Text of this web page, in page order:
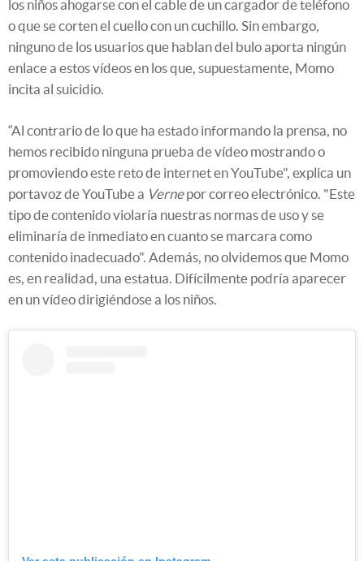
los niños ahogarse con el cable de un cargador de teléfono
o que se corten el cuello con un cuchillo. Sin embargo,
ninguno de los usuarios que hablan del bulo aporta ningún
enlace a estos vídeos en los que, supuestamente, Momo
incita al suicidio.
“Al contrario de lo que ha estado informando la prensa, no
hemos recibido ninguna prueba de vídeo mostrando o
promoviendo este reto de internet en YouTube", explica un
portavoz de YouTube a Vernepor correo electrónico. "Este
tipo de contenido violaría nuestras normas de uso y se
eliminaría de inmediato en cuanto se marcara como
contenido inadecuado". Además, no olvidemos que Momo
es, en realidad, una estatua. Difícilmente podría aparecer
en un vídeo dirigiéndose a los niños.